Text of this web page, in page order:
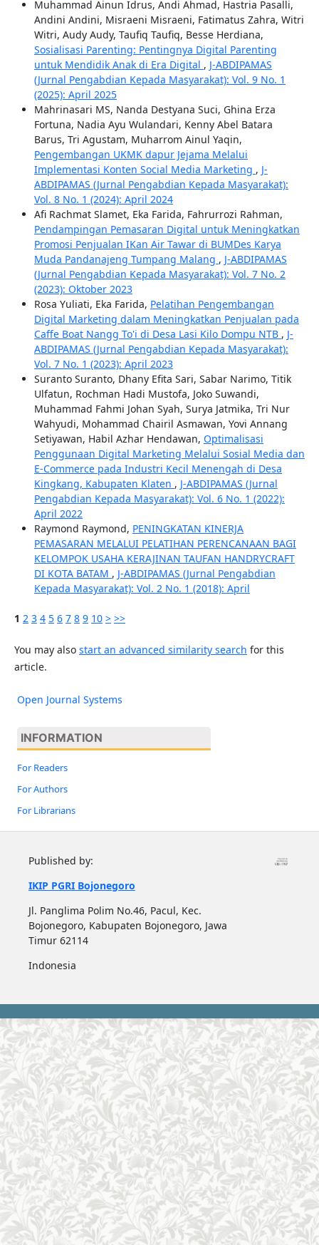
Muhammad Ainun Idrus, Andi Ahmad, Hastria Pasalli,
Andini Andini, Misraeni Misraeni, Fatimatus Zahra, Witri
Witri, Audy Audy, Taufiq Taufiq, Besse Herdiana,
Sosialisasi Parenting: Pentingnya Digital Parenting
untuk Mendidik Anak di Era Digital , J-ABDIPAMAS
(Jurnal Pengabdian Kepada Masyarakat): Vol. 9 No. 1
(2025): April 2025
Mahrinasari MS, Nanda Destyana Suci, Ghina Erza
Fortuna, Nadia Ayu Wulandari, Kenny Abel Batara
Barus, Tri Agustam, Muharrom Ainul Yaqin,
Pengembangan UKMK dapur Jejama Melalui
Implementasi Konten Social Media Marketing , J-
ABDIPAMAS (Jurnal Pengabdian Kepada Masyarakat):
Vol. 8 No. 1 (2024): April 2024
Afi Rachmat Slamet, Eka Farida, Fahrurrozi Rahman,
Pendampingan Pemasaran Digital untuk Meningkatkan
Promosi Penjualan IKan Air Tawar di BUMDes Karya
Muda Pandanajeng Tumpang Malang , J-ABDIPAMAS
(Jurnal Pengabdian Kepada Masyarakat): Vol. 7 No. 2
(2023): Oktober 2023
Rosa Yuliati, Eka Farida, Pelatihan Pengembangan
Digital Marketing dalam Meningkatkan Penjualan pada
Caffe Boat Nangg To'i di Desa Lasi Kilo Dompu NTB , J-
ABDIPAMAS (Jurnal Pengabdian Kepada Masyarakat):
Vol. 7 No. 1 (2023): April 2023
Suranto Suranto, Dhany Efita Sari, Sabar Narimo, Titik
Ulfatun, Rochman Hadi Mustofa, Joko Suwandi,
Muhammad Fahmi Johan Syah, Surya Jatmika, Tri Nur
Wahyudi, Mohammad Chairil Asmawan, Yovi Annang
Setiyawan, Habil Azhar Hendawan, Optimalisasi
Penggunaan Digital Marketing Melalui Sosial Media dan
E-Commerce pada Industri Kecil Menengah di Desa
Kingkang, Kabupaten Klaten , J-ABDIPAMAS (Jurnal
Pengabdian Kepada Masyarakat): Vol. 6 No. 1 (2022):
April 2022
Raymond Raymond, PENINGKATAN KINERJA
PEMASARAN MELALUI PELATIHAN PERENCANAAN BAGI
KELOMPOK USAHA KERAJINAN TAUFAN HANDRYCRAFT
DI KOTA BATAM , J-ABDIPAMAS (Jurnal Pengabdian
Kepada Masyarakat): Vol. 2 No. 1 (2018): April
1 2 3 4 5 6 7 8 9 10 > >>
You may also start an advanced similarity search for this
article.
Open Journal Systems
INFORMATION
For Readers
For Authors
For Librarians
Published by:
IKIP PGRI Bojonegoro
Jl. Panglima Polim No.46, Pacul, Kec.
Bojonegoro, Kabupaten Bojonegoro, Jawa
Timur 62114
Indonesia